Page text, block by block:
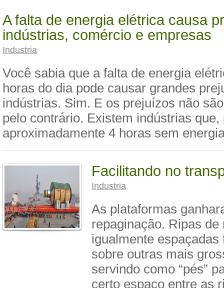
A falta de energia elétrica causa
indústrias, comércio e empresas
Industria
Você sabia que a falta de energia
horas do dia pode causar grandes
indústrias. Sim. E os prejuízos não
pelo contrário. Existem indústrias
aproximadamente 4 horas sem
Facilitando no
Industria
As plataformas
repaginação. Ripas de
igualmente
sobre outras mais
servindo como “pés”
certo espaço entre as